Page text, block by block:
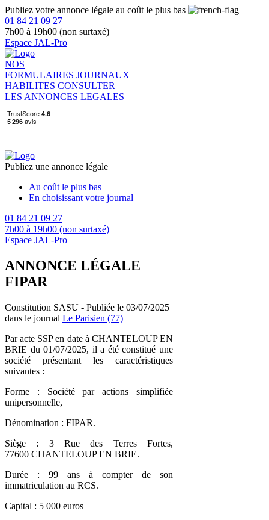
Publiez votre annonce légale au coût le plus bas
01 84 21 09 27
7h00 à 19h00 (non surtaxé)
Espace JAL-Pro
NOS
FORMULAIRES JOURNAUX
HABILITES CONSULTER
LES ANNONCES LEGALES
Publiez une annonce légale
Au coût le plus bas
En choisissant votre journal
01 84 21 09 27
7h00 à 19h00 (non surtaxé)
Espace JAL-Pro
ANNONCE LÉGALE
FIPAR
Constitution SASU - Publiée le 03/07/2025
dans le journal Le Parisien (77)
Par acte SSP en date à CHANTELOUP EN
BRIE du 01/07/2025, il a été constitué une
société présentant les caractéristiques
suivantes :
Forme : Société par actions simplifiée
unipersonnelle,
Dénomination : FIPAR.
Siège : 3 Rue des Terres Fortes,
77600 CHANTELOUP EN BRIE.
Durée : 99 ans à compter de son
immatriculation au RCS.
Capital : 5 000 euros